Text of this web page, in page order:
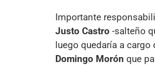
Importante
Justo Castro -salteño
luego quedaría a
Domingo Morón que